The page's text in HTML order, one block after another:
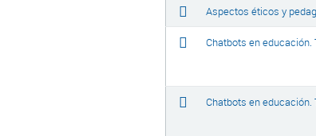
Aspectos éticos y
Chatbots en
Chatbots en